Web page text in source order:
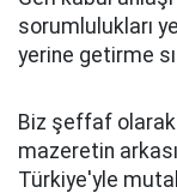
sorumlulukları
yerine getirme
Biz şeffaf
mazeretin
Türkiye'yle